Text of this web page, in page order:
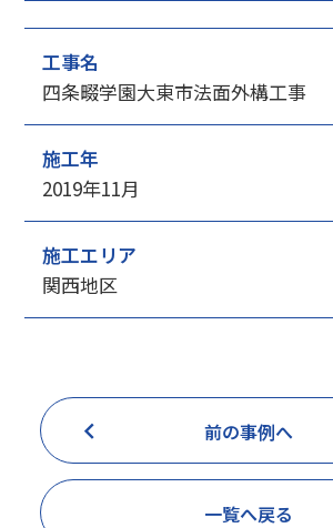
工事名
四条畷学園大東市法面外構工事
施工年
2019年11月
施工エリア
関西地区
前の事例へ
一覧へ戻る